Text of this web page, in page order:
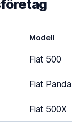
Modell
Fiat 500
Fiat Panda
Fiat 500X